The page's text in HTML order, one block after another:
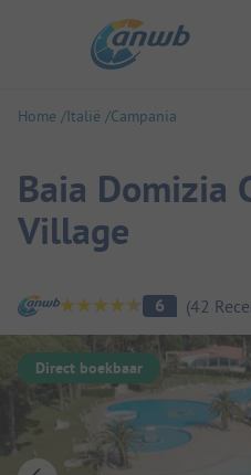
Home Italië Campania
Baia Domizia
Village
Camping overzicht
6 (42
Direct boekbaar